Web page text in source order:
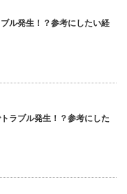
ル発生！？参考にしたい経
ラブル発生！？参考にした